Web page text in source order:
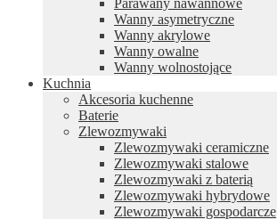
Parawany nawannowe
Wanny asymetryczne
Wanny akrylowe
Wanny owalne
Wanny wolnostojące
Kuchnia
Akcesoria kuchenne
Baterie
Zlewozmywaki
Zlewozmywaki ceramiczne
Zlewozmywaki stalowe
Zlewozmywaki z baterią
Zlewozmywaki hybrydowe
Zlewozmywaki gospodarcze